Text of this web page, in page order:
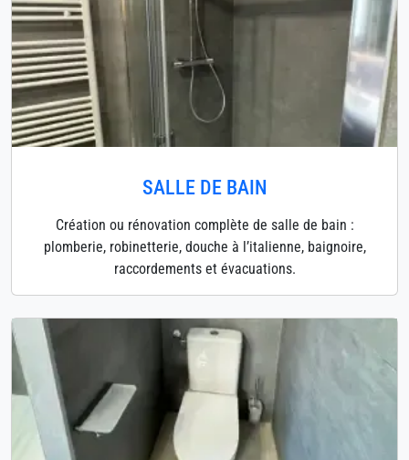
SALLE DE BAIN
Création ou rénovation complète de salle de bain :
plomberie, robinetterie, douche à l’italienne, baignoire,
raccordements et évacuations.